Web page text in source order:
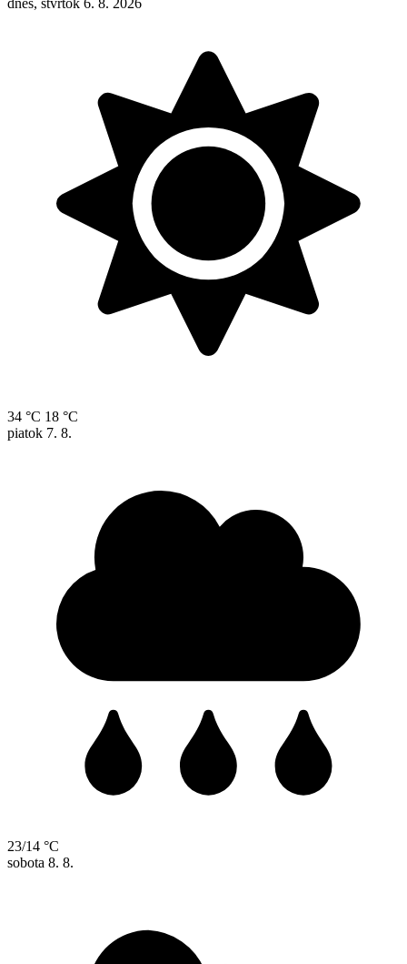
34 °C 18 °C
piatok 7. 8.
23/14 °C
sobota 8. 8.